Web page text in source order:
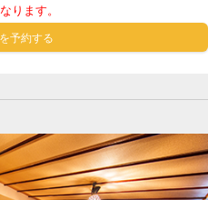
ります。
予約する